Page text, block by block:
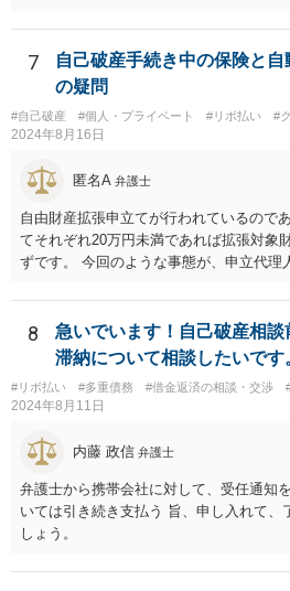
準でしょう。 また着手して頂いてから最
でしょうか？ ・・・受任通知を送付し
回答されるまで ２か月程度 その間に
てが可能で しっかりした申立てを行
週間で開始決定がでて それから ２か月
す。
7
自己破産手続き中の保険と
の疑問
#自己破産 #個人・プライベート #リボ払い #
2024年8月16日
匿名A 弁護士
自由財産拡張申立てが行われているので
てそれぞれ20万円未満であれば拡張対象
ずです。 今回のような事態が、申立代理
知識がない）なのか、お書きの事情から
た弁護士を交えて裁判所の意見も聞いて
8
急いでいます！自己破産相
滞納について相談したいです
#リボ払い #多重債務 #借金返済の相談・交渉
2024年8月11日
内藤 政信 弁護士
弁護士から携帯会社に対して、受任通知
いては引き続き支払う 旨、申し入れて、
しょう。